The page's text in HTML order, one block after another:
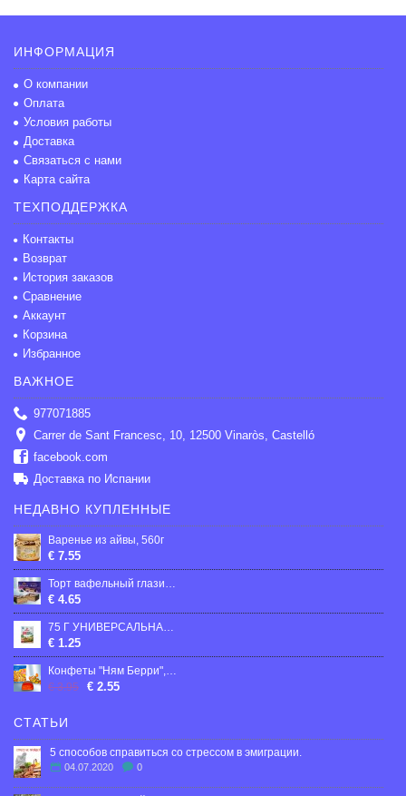
ИНФОРМАЦИЯ
О компании
Оплата
Условия работы
Доставка
Связаться с нами
Карта сайта
ТЕХПОДДЕРЖКА
Контакты
Возврат
История заказов
Сравнение
Аккаунт
Корзина
Избранное
ВАЖНОЕ
977071885
Carrer de Sant Francesc, 10, 12500 Vinaròs, Castelló
facebook.com
Доставка по Испании
НЕДАВНО КУПЛЕННЫЕ
Варенье из айвы, 560г
€ 7.55
Торт вафельный глазированный "Черничный" 250 гр
€ 4.65
75 Г УНИВЕРСАЛЬНАЯ ПРИПРАВА 25 ТРАВ И ОВОЩЕЙ "ЦВЕТ АРОМАТ"
€ 1.25
Конфеты "Ням Берри", 300г
€ 3.95
€ 2.55
СТАТЬИ
5 способов справиться со стрессом в эмиграции.
04.07.2020 0